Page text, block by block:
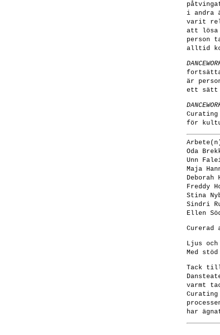
i andra
varit
att lösa
person
alltid
är
ett sätt
för
Oda
Unn
Maja
Deborah
Freddy
Stina
Sindri
Ellen
Curerad
Ljus
Med
Tack till
varmt
har